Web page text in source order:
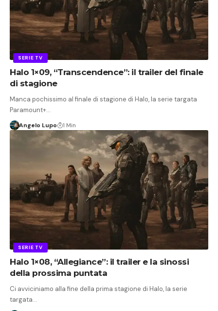
SERIE TV
Halo 1×09, “Transcendence”: il trailer del finale
di stagione
Manca pochissimo al finale di stagione di Halo, la serie targata
Paramount+…
Angelo Lupo 1 Min
SERIE TV
Halo 1×08, “Allegiance”: il trailer e la sinossi
della prossima puntata
Ci avviciniamo alla fine della prima stagione di Halo, la serie
targata…